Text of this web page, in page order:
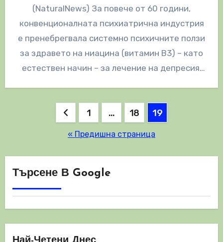
(NaturalNews) За повече от 60 години,
конвенционалната психиатрична индустрия
е пренебрегвала системно психичните ползи
за здравето на ниацина (витамин B3) – като
естествен начин – за лечение на депресия,
Разделяне
публикациите
на
страници
1 … 18 19
« Предишна страница
Търсене В Google